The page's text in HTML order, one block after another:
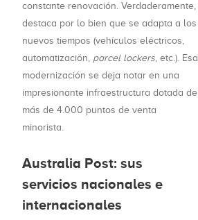
constante renovación. Verdaderamente,
destaca por lo bien que se adapta a los
nuevos tiempos (vehículos eléctricos,
automatización, parcel lockers, etc.). Esa
modernización se deja notar en una
impresionante infraestructura dotada de
más de 4.000 puntos de venta
minorista.
Australia Post: sus
servicios nacionales e
internacionales